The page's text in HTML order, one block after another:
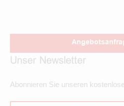
Unser Newsletter
Abonnieren Sie unseren